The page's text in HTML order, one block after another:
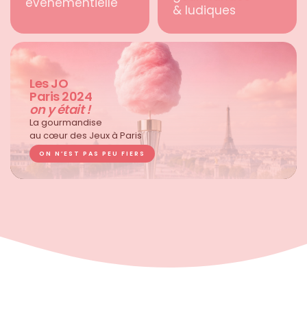
Les JO
Paris 2024
on y était !
La gourmandise
au cœur des Jeux à Paris
ON N’EST PAS PEU FIERS
& ludiques